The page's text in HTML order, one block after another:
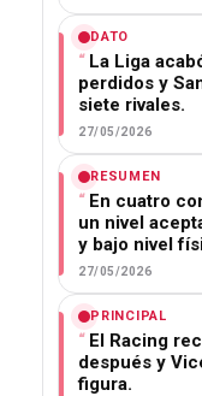
DATO
La Liga
perdidos y
siete rivales.
27/05/2026
RESUMEN
En cuatro
un nivel
y bajo nivel
27/05/2026
PRINCIPAL
El Racing
después y
figura.